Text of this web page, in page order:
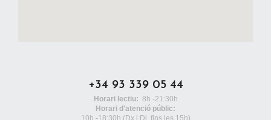
+34 93 339 05 44
Horari lectiu: 8h -21:30h
Horari d'atenció públic: